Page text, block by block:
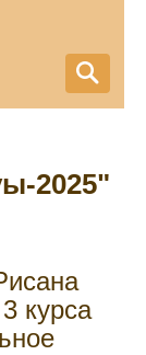
2025"
курса